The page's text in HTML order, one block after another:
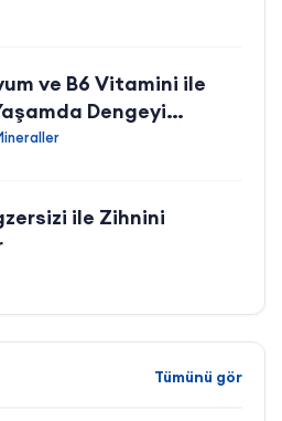
ve B6 Vitamini ile
Dengeyi
ile Zihnini
Tümünü gör